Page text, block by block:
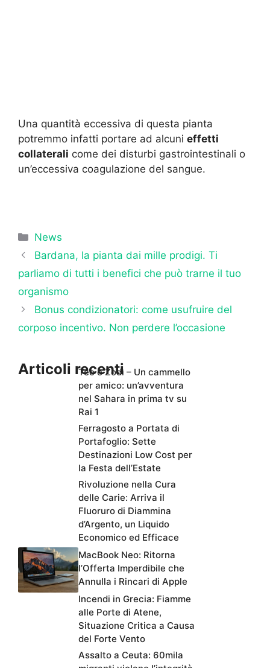
Una quantità eccessiva di questa pianta
potremmo infatti portare ad alcuni effetti
collaterali come dei disturbi gastrointestinali o
un’eccessiva coagulazione del sangue.
Categorie
News
Bardana, la pianta dai mille prodigi. Ti
parliamo di tutti i benefici che può trarne il tuo
organismo
Bonus condizionatori: come usufruire del
corposo incentivo. Non perdere l’occasione
Articoli recentiTeo e Zodì – Un cammello
per amico: un’avventura
nel Sahara in prima tv su
Rai 1
Ferragosto a Portata di
Portafoglio: Sette
Destinazioni Low Cost per
la Festa dell’Estate
Rivoluzione nella Cura
delle Carie: Arriva il
Fluoruro di Diammina
d’Argento, un Liquido
Economico ed Efficace
MacBook Neo: Ritorna
l’Offerta Imperdibile che
Annulla i Rincari di Apple
Incendi in Grecia: Fiamme
alle Porte di Atene,
Situazione Critica a Causa
del Forte Vento
Assalto a Ceuta: 60mila